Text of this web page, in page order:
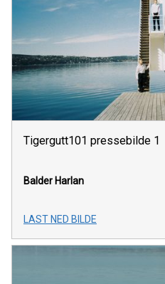
Tigergutt101 pressebilde 1
Balder Harlan
LAST NED BILDE